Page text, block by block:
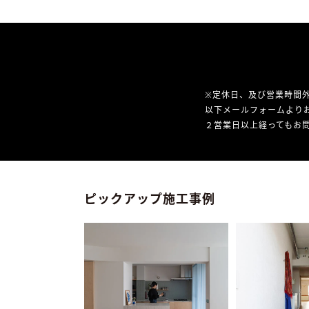
※定休日、及び営業時間
以下メールフォームより
２営業日以上経っても
ピックアップ施工事例